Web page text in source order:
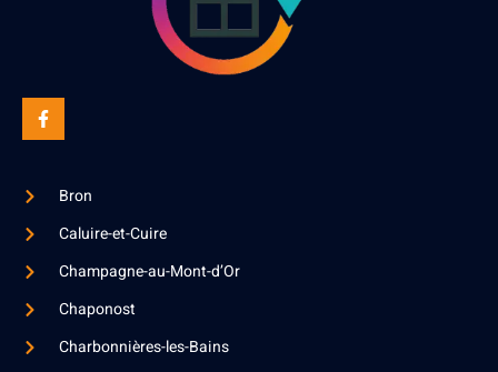
Bron
Caluire-et-Cuire
Champagne-au-Mont-d’Or
Chaponost
Charbonnières-les-Bains